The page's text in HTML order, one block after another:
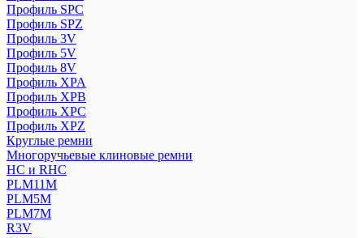
Профиль SPC
Профиль SPZ
Профиль 3V
Профиль 5V
Профиль 8V
Профиль XPA
Профиль XPB
Профиль XPC
Профиль XPZ
Круглые ремни
Многоручьевые клиновые ремни
HC и RHC
PLM11M
PLM5M
PLM7M
R3V